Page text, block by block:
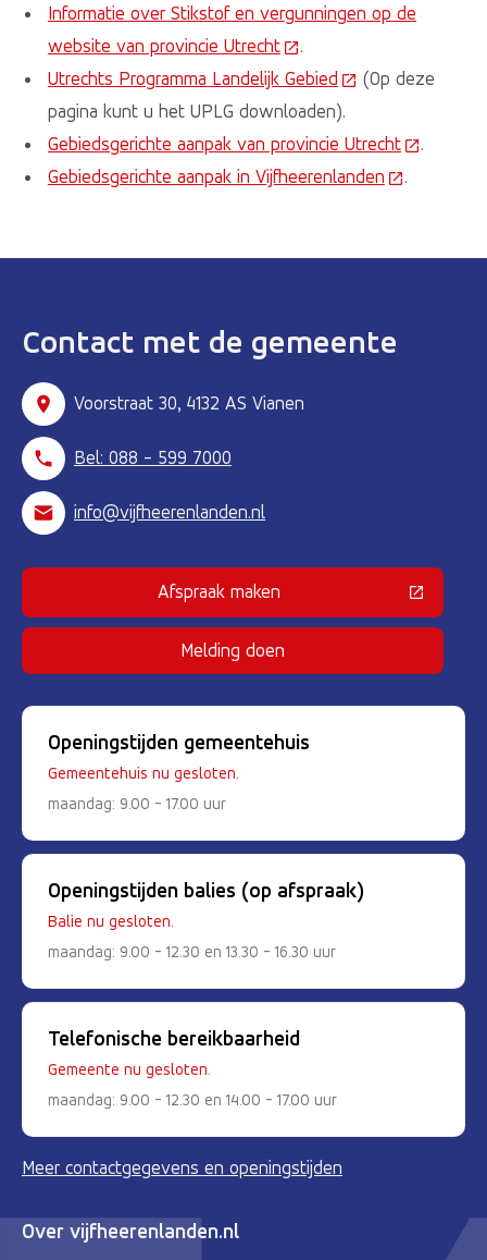
Informatie over Stikstof en vergunningen op de
website van provincie Utrecht(Deze link gaat naar een
.
Utrechts Programma Landelijk Gebied (Deze link gaat
(Op deze
pagina kunt u het UPLG downloaden).
Gebiedsgerichte aanpak van provincie Utrecht(Deze link
.
Gebiedsgerichte aanpak in Vijfheerenlanden (Deze link
.
Contact met de gemeente
Voorstraat 30, 4132 AS Vianen
Bel: 088 - 599 7000
info@vijfheerenlanden.nl
Afspraak maken(Deze link gaat naar een externe
Melding doen
Openingstijden gemeentehuis
Gemeentehuis nu gesloten.
maandag: 9.00 - 17.00 uur
Openingstijden balies (op afspraak)
Balie nu gesloten.
maandag: 9.00 - 12.30 en 13.30 - 16.30 uur
Telefonische bereikbaarheid
Gemeente nu gesloten.
maandag: 9.00 - 12.30 en 14.00 - 17.00 uur
Meer contactgegevens en openingstijden
Over vijfheerenlanden.nl